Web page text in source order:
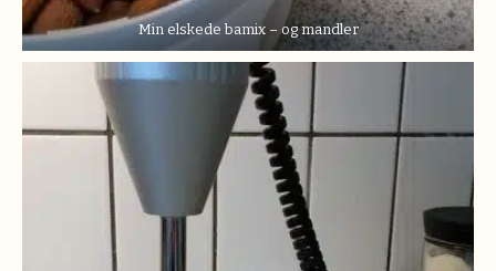
Min elskede bamix – og mandler